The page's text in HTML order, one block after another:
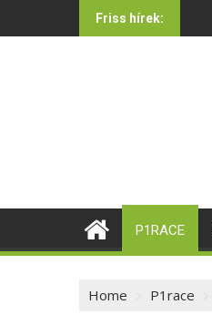
to
Friss hírek:
P1RACE
Home P1race